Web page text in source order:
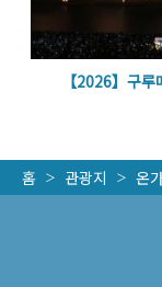
【2026】구
홈 관광지 온